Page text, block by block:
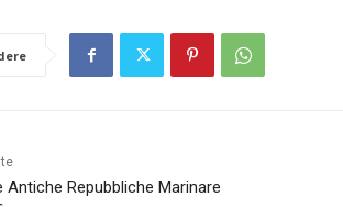
Antiche Repubbliche Marinare